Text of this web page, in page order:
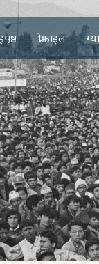
प्रोफाइल